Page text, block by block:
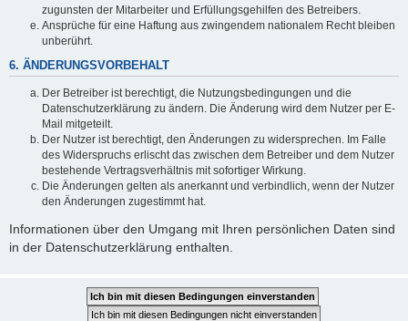
zugunsten der Mitarbeiter und Erfüllungsgehilfen des Betreibers.
Ansprüche für eine Haftung aus zwingendem nationalem Recht bleiben
unberührt.
6. ÄNDERUNGSVORBEHALT
Der Betreiber ist berechtigt, die Nutzungsbedingungen und die
Datenschutzerklärung zu ändern. Die Änderung wird dem Nutzer per E-
Mail mitgeteilt.
Der Nutzer ist berechtigt, den Änderungen zu widersprechen. Im Falle
des Widerspruchs erlischt das zwischen dem Betreiber und dem Nutzer
bestehende Vertragsverhältnis mit sofortiger Wirkung.
Die Änderungen gelten als anerkannt und verbindlich, wenn der Nutzer
den Änderungen zugestimmt hat.
Informationen über den Umgang mit Ihren persönlichen Daten sind
in der Datenschutzerklärung enthalten.